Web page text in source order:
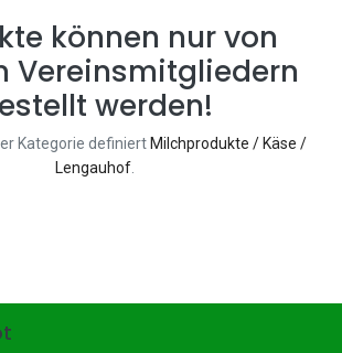
können nur von
Vereinsmitgliedern
werden!
Kategorie definiert Milchprodukte / Käse /
Lengauhof